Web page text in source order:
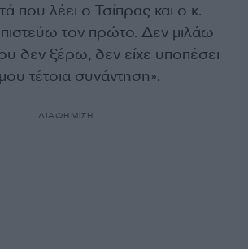
που λέει ο Τσίπρας και ο κ.
τον πρώτο. Δεν μιλάω
δεν ξέρω, δεν είχε υποπέσει
τέτοια συνάντηση».
ΔΙΑΦΗΜΙΣΗ